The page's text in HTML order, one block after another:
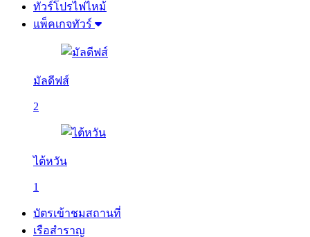
ทัวร์โปรไฟไหม้
แพ็คเกจทัวร์
มัลดีฟส์
2
ไต้หวัน
1
บัตรเข้าชมสถานที่
เรือสำราญ